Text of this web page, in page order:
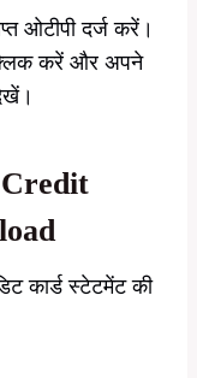
ओटीपी दर्ज करें।
करें और अपने
कार्ड स्टेटमेंट की